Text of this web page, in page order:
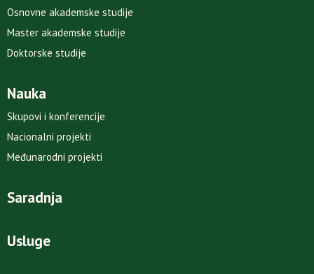
Osnovne akademske studije
Master akademske studije
Doktorske studije
Nauka
Skupovi i konferencije
Nacionalni projekti
Međunarodni projekti
Saradnja
Usluge